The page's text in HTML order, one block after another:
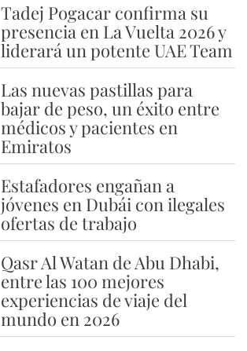
Tadej Pogacar confirma su
presencia en La Vuelta 2026 y
liderará un potente UAE Team
Las nuevas pastillas para
bajar de peso, un éxito entre
médicos y pacientes en
Emiratos
Estafadores engañan a
jóvenes en Dubái con ilegales
ofertas de trabajo
Qasr Al Watan de Abu Dhabi,
entre las 100 mejores
experiencias de viaje del
mundo en 2026